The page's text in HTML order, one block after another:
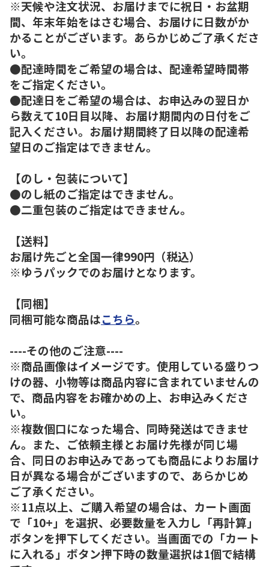
※天候や注文状況、お届けまでに祝日・お盆期
間、年末年始をはさむ場合、お届けに日数がか
かることがございます。あらかじめご了承くださ
い。
●配達時間をご希望の場合は、配達希望時間帯
をご指定ください。
●配達日をご希望の場合は、お申込みの翌日か
ら数えて10日目以降、お届け期間内の日付をご
記入ください。お届け期間終了日以降の配達希
望日のご指定はできません。
【のし・包装について】
●のし紙のご指定はできません。
●二重包装のご指定はできません。
【送料】
お届け先ごと全国一律990円（税込）
※ゆうパックでのお届けとなります。
【同梱】
同梱可能な商品はこちら。
----その他のご注意----
※商品画像はイメージです。使用している盛りつ
けの器、小物等は商品内容に含まれていませんの
で、商品内容をお確かめの上、お申込みくださ
い。
※複数個口になった場合、同時発送はできませ
ん。また、ご依頼主様とお届け先様が同じ場
合、同日のお申込みであっても商品によりお届け
日が異なる場合がございますので、あらかじめ
ご了承ください。
※11点以上、ご購入希望の場合は、カート画面
で「10+」を選択、必要数量を入力し「再計算」
ボタンを押下してください。当画面での「カート
に入れる」ボタン押下時の数量選択は1個で結構